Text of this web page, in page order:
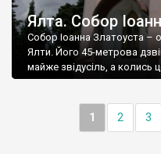
Ялта. Собор
Собор Іоанна Златоуста –
Ялти. Його 45-метрова
майже звідусіль, а колись
1 2 3